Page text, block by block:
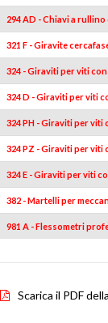
294 AD - Chiavi a
321 F - Giravite
324 - Giraviti per viti
324 D - Giraviti per viti
324 PH - Giraviti per viti
324 PZ - Giraviti per viti
324 E - Giraviti per viti
382 - Martelli per
981 A - Flessometri
Scarica il PDF